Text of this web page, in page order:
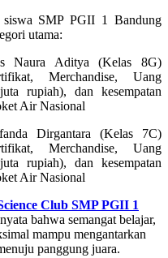
siswa SMP PGII 1 Bandung
utama:
Naura Aditya (Kelas 8G)
Merchandise, Uang
rupiah), dan kesempatan
Air Nasional
Dirgantara (Kelas 7C)
Merchandise, Uang
rupiah), dan kesempatan
Air Nasional
Club SMP PGII 1
bahwa semangat belajar,
mampu mengantarkan
panggung juara.